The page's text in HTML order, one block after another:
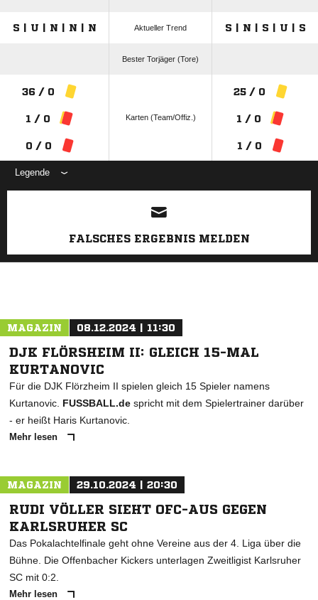
S | U | N | N | N Aktueller Trend S | N | S | U | S
Bester Torjäger (Tore)
36 / 0
1 / 0
0 / 0
Karten (Team/Offiz.)
25 / 0
1 / 0
1 / 0
Legende
ANZEIGE
FALSCHES ERGEBNIS MELDEN
MAGAZIN 08.12.2024 | 11:30
DJK FLÖRSHEIM II: GLEICH 15-MAL
KURTANOVIC
Für die DJK Flörzheim II spielen gleich 15 Spieler namens
Kurtanovic. FUSSBALL.de spricht mit dem Spielertrainer darüber
- er heißt Haris Kurtanovic.
Mehr lesen
MAGAZIN 29.10.2024 | 20:30
RUDI VÖLLER SIEHT OFC-AUS GEGEN
KARLSRUHER SC
Das Pokalachtelfinale geht ohne Vereine aus der 4. Liga über die
Bühne. Die Offenbacher Kickers unterlagen Zweitligist Karlsruher
SC mit 0:2.
Mehr lesen